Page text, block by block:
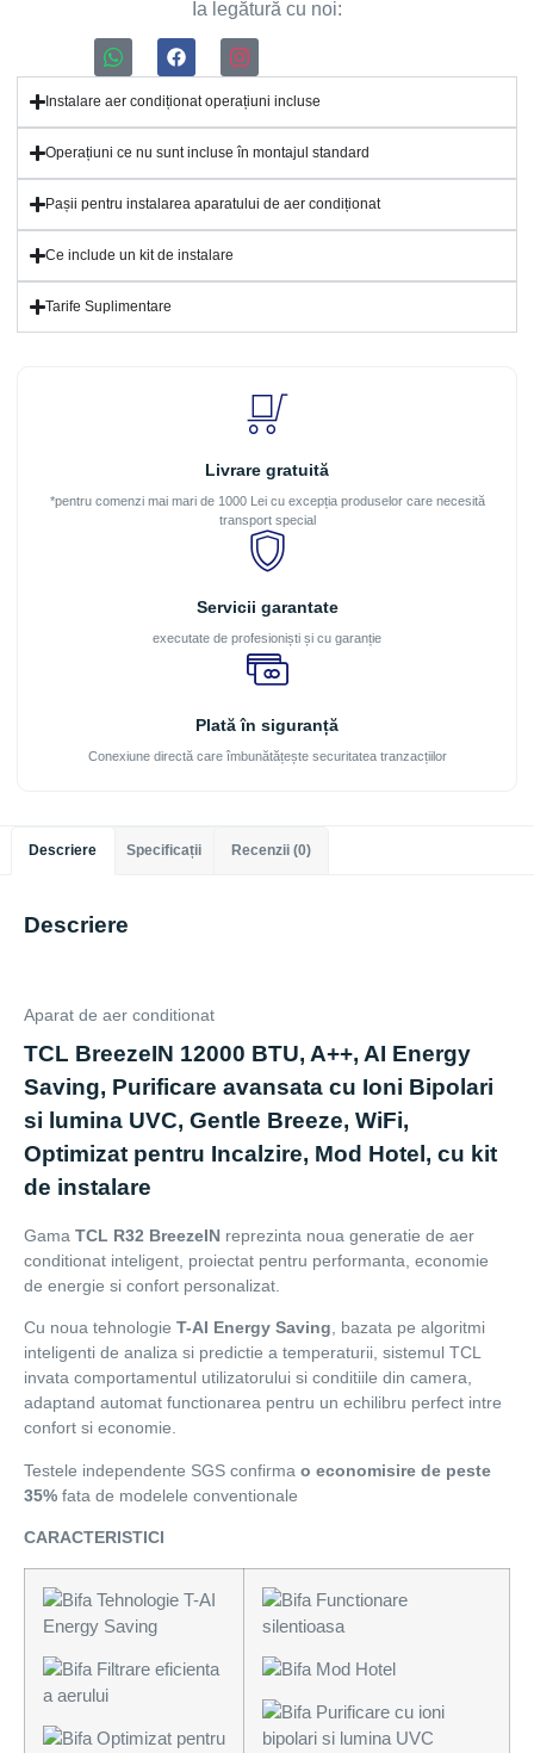
Ia legătură cu noi:
Instalare aer condiționat operațiuni incluse
Operațiuni ce nu sunt incluse în montajul standard
Pașii pentru instalarea aparatului de aer condiționat
Ce include un kit de instalare
Tarife Suplimentare
Livrare gratuită
*pentru comenzi mai mari de 1000 Lei cu excepția produselor care necesită
transport special
Servicii garantate
executate de profesioniști și cu garanție
Plată în siguranță
Conexiune directă care îmbunătățește securitatea tranzacțiilor
Descriere Specificații Recenzii (0)
Descriere
Aparat de aer conditionat
TCL BreezeIN 12000 BTU, A++, AI Energy
Saving, Purificare avansata cu Ioni Bipolari
si lumina UVC, Gentle Breeze, WiFi,
Optimizat pentru Incalzire, Mod Hotel, cu kit
de instalare
Gama TCL R32 BreezeIN reprezinta noua generatie de aer
conditionat inteligent, proiectat pentru performanta, economie
de energie si confort personalizat.
Cu noua tehnologie T-AI Energy Saving, bazata pe algoritmi
inteligenti de analiza si predictie a temperaturii, sistemul TCL
invata comportamentul utilizatorului si conditiile din camera,
adaptand automat functionarea pentru un echilibru perfect intre
confort si economie.
Testele independente SGS confirma o economisire de peste
35% fata de modelele conventionale
CARACTERISTICI
Tehnologie T-AI
Energy Saving
Filtrare eficienta
a aerului
Optimizat pentru
Functionare
silentioasa
Mod Hotel
Purificare cu ioni
bipolari si lumina UVC